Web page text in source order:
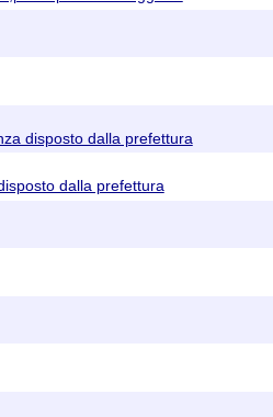
disposto dalla prefettura
dalla prefettura